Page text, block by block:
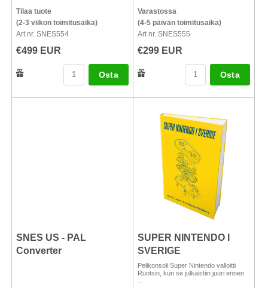
Tilaa tuote
(2-3 viikon toimitusaika)
Art nr. SNES554
€499 EUR
Osta
Varastossa
(4-5 päivän toimitusaika)
Art nr. SNES555
€299 EUR
Osta
SNES US - PAL
Converter
SUPER NINTENDO I
SVERIGE
Pelikonsoli Super Nintendo valloitti
Ruotsin, kun se julkaistiin juuri ennen